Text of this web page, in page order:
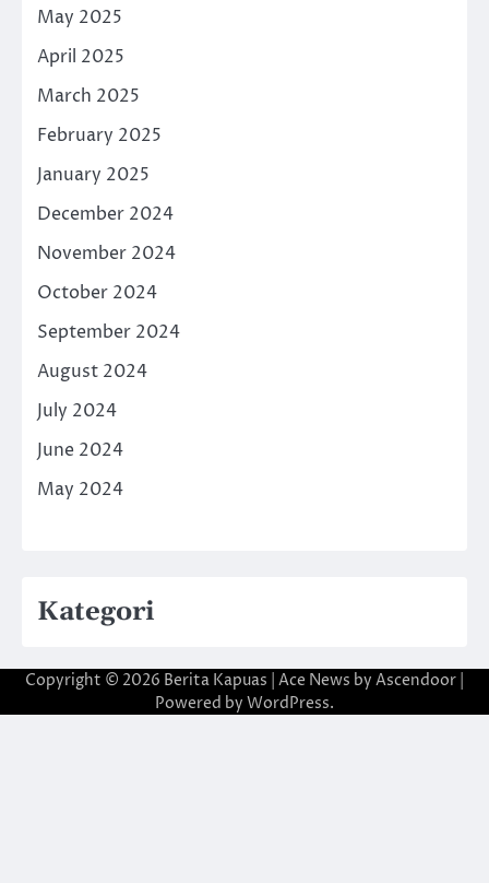
May 2025
April 2025
March 2025
February 2025
January 2025
December 2024
November 2024
October 2024
September 2024
August 2024
July 2024
June 2024
May 2024
Kategori
Copyright © 2026 Berita Kapuas | Ace News by Ascendoor
Powered by WordPress.